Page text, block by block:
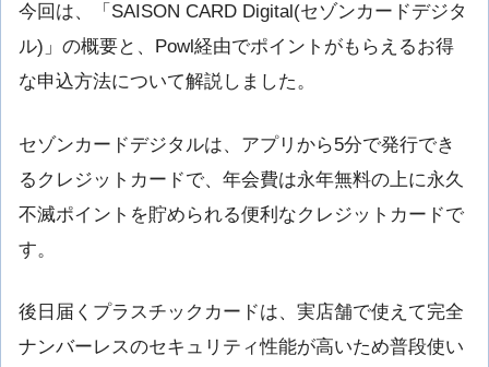
今回は、「SAISON CARD Digital(セゾンカードデジタ
ル)」の概要と、Powl経由でポイントがもらえるお得
な申込方法について解説しました。
セゾンカードデジタルは、アプリから5分で発行でき
るクレジットカードで、年会費は永年無料の上に永久
不滅ポイントを貯められる便利なクレジットカードで
す。
後日届くプラスチックカードは、実店舗で使えて完全
ナンバーレスのセキュリティ性能が高いため普段使い